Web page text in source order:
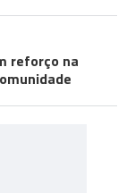
reforço na